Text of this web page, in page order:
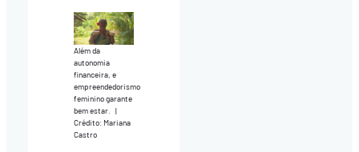
Além da
autonomia
financeira, e
empreendedorismo
feminino garante
bem estar.
|
Crédito: Mariana
Castro